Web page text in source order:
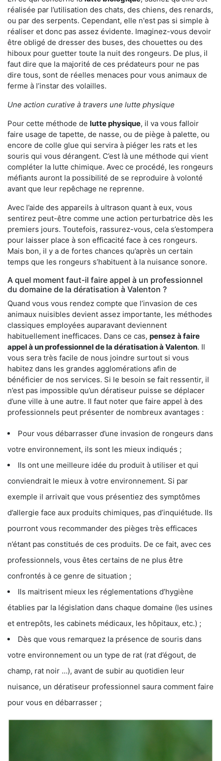
réalisée par l’utilisation des chats, des chiens, des renards,
ou par des serpents. Cependant, elle n'est pas si simple à
réaliser et donc pas assez évidente. Imaginez-vous devoir
être obligé de dresser des buses, des chouettes ou des
hiboux pour guetter toute la nuit des rongeurs. De plus, il
faut dire que la majorité de ces prédateurs pour ne pas
dire tous, sont de réelles menaces pour vous animaux de
ferme à l’instar des volailles.
Une action curative à travers une lutte physique
Pour cette méthode de lutte physique, il va vous falloir
faire usage de tapette, de nasse, ou de piège à palette, ou
encore de colle glue qui servira à piéger les rats et les
souris qui vous dérangent. C’est là une méthode qui vient
compléter la lutte chimique. Avec ce procédé, les rongeurs
méfiants auront la possibilité de se reproduire à volonté
avant que leur repêchage ne reprenne.
Avec l’aide des appareils à ultrason quant à eux, vous
sentirez peut-être comme une action perturbatrice dès les
premiers jours. Toutefois, rassurez-vous, cela s’estompera
pour laisser place à son efficacité face à ces rongeurs.
Mais bon, il y a de fortes chances qu’après un certain
temps que les rongeurs s’habituent à la nuisance sonore.
A quel moment faut-il faire appel à un professionnel
du domaine de la dératisation à Valenton ?
Quand vous vous rendez compte que l’invasion de ces
animaux nuisibles devient assez importante, les méthodes
classiques employées auparavant deviennent
habituellement inefficaces. Dans ce cas, pensez à faire
appel à un professionnel de la dératisation à Valenton. Il
vous sera très facile de nous joindre surtout si vous
habitez dans les grandes agglomérations afin de
bénéficier de nos services. Si le besoin se fait ressentir, il
n’est pas impossible qu’un dératiseur puisse se déplacer
d’une ville à une autre. Il faut noter que faire appel à des
professionnels peut présenter de nombreux avantages :
Pour vous débarrasser d’une invasion de rongeurs dans
votre environnement, ils sont les mieux indiqués ;
Ils ont une meilleure idée du produit à utiliser et qui
conviendrait le mieux à votre environnement. Si par
exemple il arrivait que vous présentiez des symptômes
d’allergie face aux produits chimiques, pas d’inquiétude. Ils
pourront vous recommander des pièges très efficaces
n’étant pas constitués de ces produits. De ce fait, avec ces
professionnels, vous êtes certains de ne plus être
confrontés à ce genre de situation ;
Ils maitrisent mieux les réglementations d’hygiène
établies par la législation dans chaque domaine (les usines
et entrepôts, les cabinets médicaux, les hôpitaux, etc.) ;
Dès que vous remarquez la présence de souris dans
votre environnement ou un type de rat (rat d’égout, de
champ, rat noir …), avant de subir au quotidien leur
nuisance, un dératiseur professionnel saura comment faire
pour vous en débarrasser ;